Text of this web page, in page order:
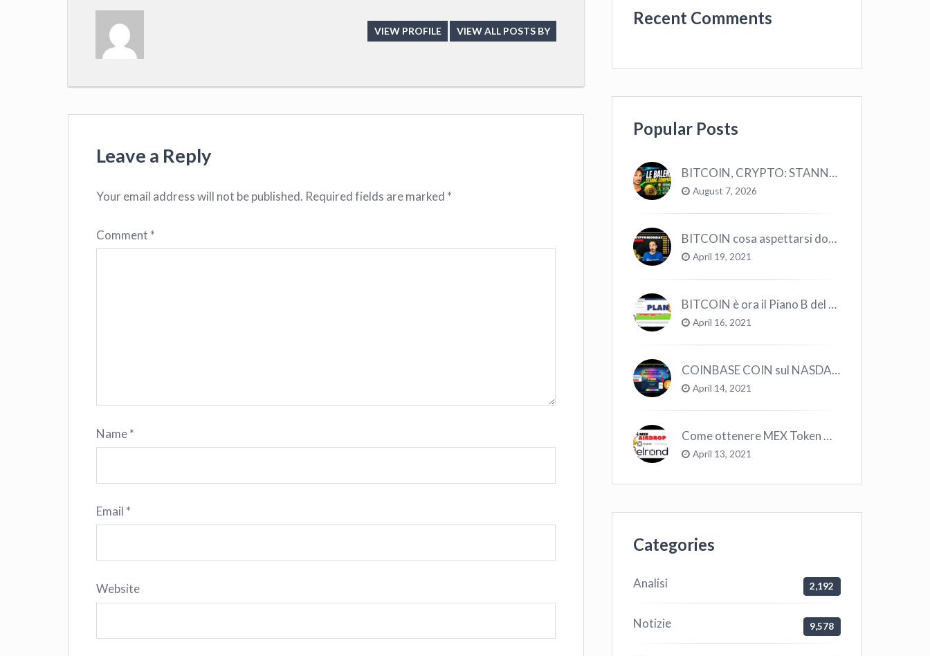
VIEW PROFILE VIEW ALL POSTS BY
Leave a Reply
Your email address will not be published. Required fields are marked *
Comment *
Name*
Email *
Website
Recent Comments
Popular Posts
BITCOIN, CRYPTO: STANNO COMPRANDO TUTTI (GUARDA QUESTI DATI), EPPURE…
August 7, 2026
BITCOIN cosa aspettarsi dopo il “Crollo”? – CryptoMonday NEWS w16/’21
April 19, 2021
BITCOIN è ora il Piano B del Mondo
April 16, 2021
COINBASE COIN sul NASDAQ e le CRYPTO volano!
April 14, 2021
Come ottenere MEX Token GRATIS su Elrond ?
April 13, 2021
Categories
Analisi 2,192
Notizie 9,578